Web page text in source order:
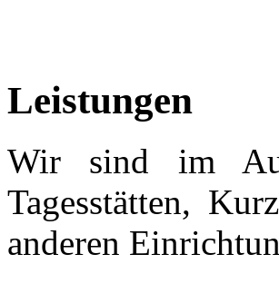
Leistungen
Wir sind im
Tagesstätten,
anderen